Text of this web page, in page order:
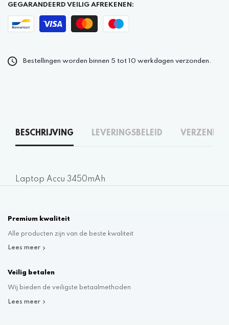
GEGARANDEERD VEILIG AFREKENEN:
Bestellingen worden binnen 5 tot 10 werkdagen verzonden.
BESCHRIJVING LEVERINGSBELEID
Laptop Accu 3450mAh
Premium kwaliteit
Alle producten zijn van de beste kwaliteit
Lees meer
Veilig betalen
Wij bieden de veiligste betaalmethoden
Lees meer